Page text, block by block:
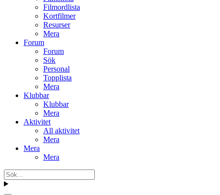
Filmordlista
Kortfilmer
Resurser
Mera
Forum
Forum
Sök
Personal
Topplista
Mera
Klubbar
Klubbar
Mera
Aktivitet
All aktivitet
Mera
Mera
Mera